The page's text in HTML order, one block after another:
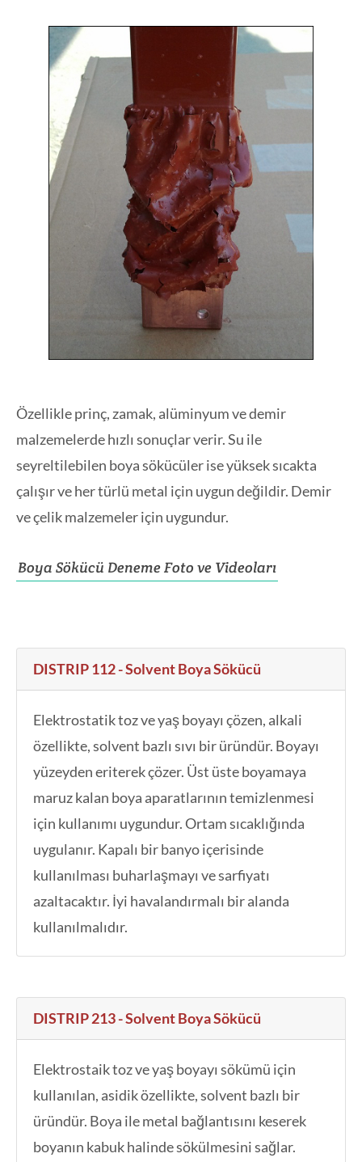
Özellikle prinç, zamak, alüminyum ve demir
malzemelerde hızlı sonuçlar verir. Su ile
seyreltilebilen boya sökücüler ise yüksek sıcakta
çalışır ve her türlü metal için uygun değildir. Demir
ve çelik malzemeler için uygundur.
Boya Sökücü Deneme Foto ve Videoları
DISTRIP 112 - Solvent Boya Sökücü
Elektrostatik toz ve yaş boyayı çözen, alkali
özellikte, solvent bazlı sıvı bir üründür. Boyayı
yüzeyden eriterek çözer. Üst üste boyamaya
maruz kalan boya aparatlarının temizlenmesi
için kullanımı uygundur. Ortam sıcaklığında
uygulanır. Kapalı bir banyo içerisinde
kullanılması buharlaşmayı ve sarfiyatı
azaltacaktır. İyi havalandırmalı bir alanda
kullanılmalıdır.
DISTRIP 213 - Solvent Boya Sökücü
Elektrostaik toz ve yaş boyayı sökümü için
kullanılan, asidik özellikte, solvent bazlı bir
üründür. Boya ile metal bağlantısını keserek
boyanın kabuk halinde sökülmesini sağlar.